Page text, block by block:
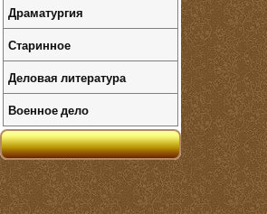
Драматургия
Старинное
Деловая литература
Военное дело